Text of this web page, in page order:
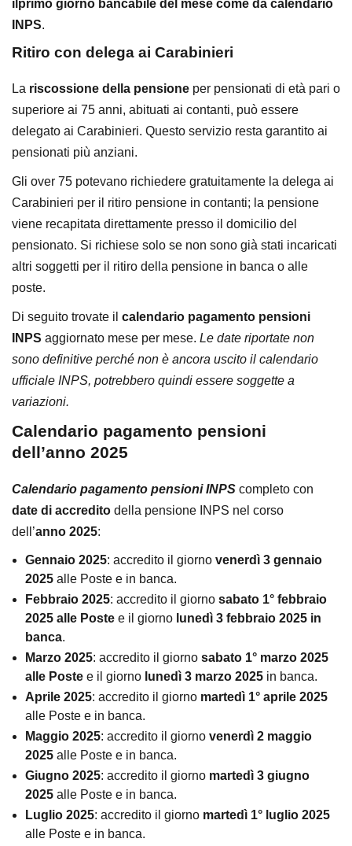
ilprimo giorno bancabile del mese come da calendario
INPS.
Ritiro con delega ai Carabinieri
La riscossione della pensione per pensionati di età pari o
superiore ai 75 anni, abituati ai contanti, può essere
delegato ai Carabinieri. Questo servizio resta garantito ai
pensionati più anziani.
Gli over 75 potevano richiedere gratuitamente la delega ai
Carabinieri per il ritiro pensione in contanti; la pensione
viene recapitata direttamente presso il domicilio del
pensionato. Si richiese solo se non sono già stati incaricati
altri soggetti per il ritiro della pensione in banca o alle
poste.
Di seguito trovate il calendario pagamento pensioni
INPS aggiornato mese per mese. Le date riportate non
sono definitive perché non è ancora uscito il calendario
ufficiale INPS, potrebbero quindi essere soggette a
variazioni.
Calendario pagamento pensioni
dell’anno 2025
Calendario pagamento pensioni INPS completo con
date di accredito della pensione INPS nel corso
dell’anno 2025:
Gennaio 2025: accredito il giorno venerdì 3 gennaio
2025 alle Poste e in banca.
Febbraio 2025: accredito il giorno sabato 1° febbraio
2025 alle Poste e il giorno lunedì 3 febbraio 2025 in
banca.
Marzo 2025: accredito il giorno sabato 1° marzo 2025
alle Poste e il giorno lunedì 3 marzo 2025 in banca.
Aprile 2025: accredito il giorno martedì 1° aprile 2025
alle Poste e in banca.
Maggio 2025: accredito il giorno venerdì 2 maggio
2025 alle Poste e in banca.
Giugno 2025: accredito il giorno martedì 3 giugno
2025 alle Poste e in banca.
Luglio 2025: accredito il giorno martedì 1° luglio 2025
alle Poste e in banca.